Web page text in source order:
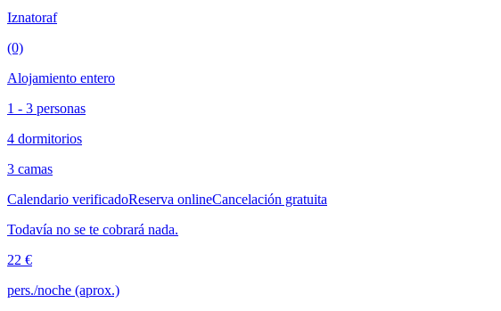
Iznatoraf
(0)
Alojamiento entero
1 - 3 personas
4 dormitorios
3 camas
Calendario verificadoReserva onlineCancelación gratuita
Todavía no se te cobrará nada.
22 €
pers./noche (aprox.)